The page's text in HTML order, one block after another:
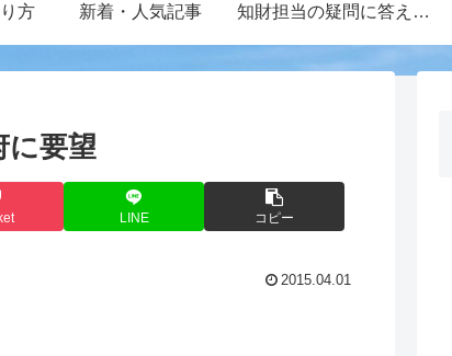
方 新着・人気記事 知財担当の疑問に答えるフォーラム
に要望
LINE コピー
2015.04.01